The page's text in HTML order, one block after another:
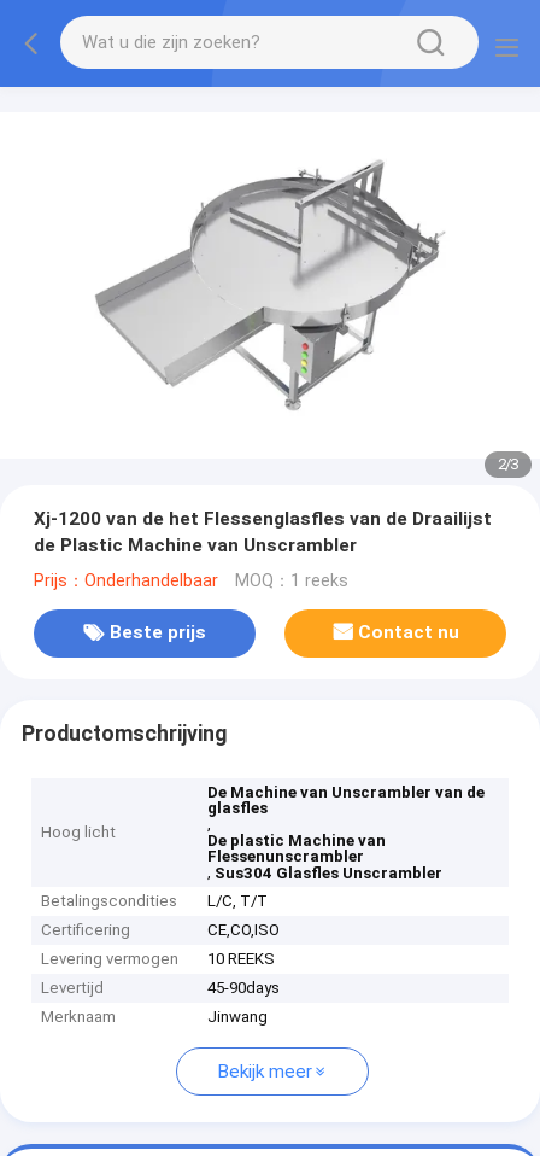
2/3
Xj-1200 van de het Flessenglasfles van de Draailijst
de Plastic Machine van Unscrambler
Prijs：Onderhandelbaar MOQ：1 reeks
Beste prijs Contact nu
Productomschrijving
Hoog licht
De Machine van Unscrambler van de
glasfles
,
De plastic Machine van
Flessenunscrambler
, Sus304 Glasfles Unscrambler
Betalingscondities
L/C, T/T
Certificering
CE,CO,ISO
Levering vermogen
10 REEKS
Levertijd
45-90days
Merknaam
Jinwang
Bekijk meer